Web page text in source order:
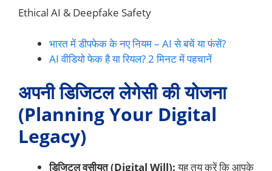
Ethical AI & Deepfake Safety
भारत में डीपफेक के नए नियम – AI से बचें या फंसें?
AI वीडियो फेक है या रियल? 2 मिनट में पहचानें
अपनी डिजिटल लेगेसी की योजना
(Planning Your Digital
Legacy)
डिजिटल वसीयत (Digital Will):यह तय करें कि आपके